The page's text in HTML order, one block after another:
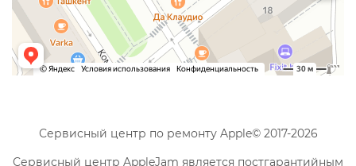
Сервисный центр по ремонту Apple© 2017-2026
Сервисный центр AppleJam является постгарантийным